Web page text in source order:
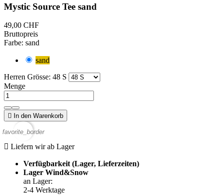
Mystic Source Tee sand
49,00 CHF
Bruttopreis
Farbe: sand
sand
Herren Grösse: 48 S
Menge
 In den Warenkorb
favorite_border
 Liefern wir ab Lager
Verfügbarkeit (Lager, Lieferzeiten)
Lager Wind&Snow
an Lager:
2-4 Werktage